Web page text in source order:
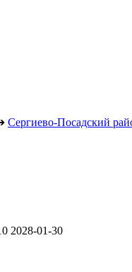
Сергиево-Посадский
2028-01-30